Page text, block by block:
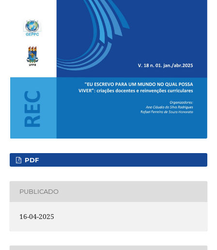
PDF
PUBLICADO
16-04-2025